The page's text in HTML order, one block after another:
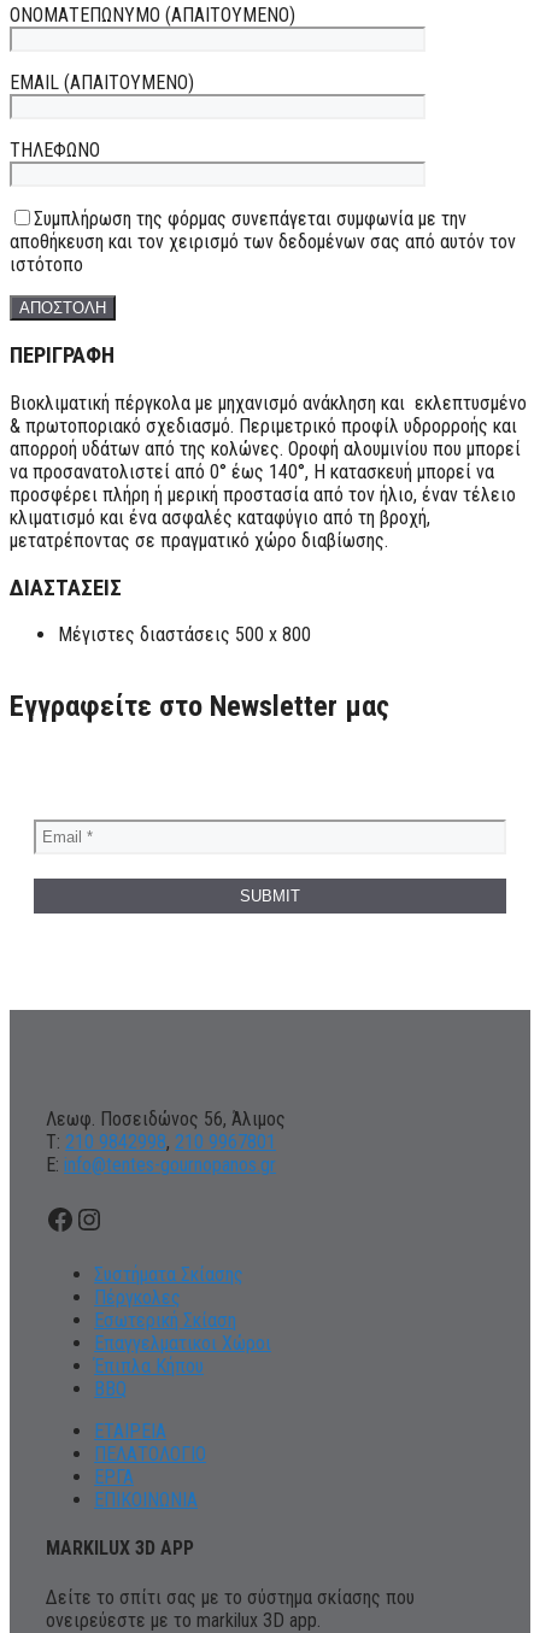
ΟΝΟΜΑΤΕΠΩΝΥΜΟ (ΑΠΑΙΤΟΥΜΕΝΟ)
EMAIL (ΑΠΑΙΤΟΥΜΕΝΟ)
ΤΗΛΕΦΩΝΟ
Συμπλήρωση της φόρμας συνεπάγεται συμφωνία με την
αποθήκευση και τον χειρισμό των δεδομένων σας από αυτόν τον
ιστότοπο
ΠΕΡΙΓΡΑΦΗ
Βιοκλιματική πέργκολα με μηχανισμό ανάκληση και εκλεπτυσμένο
& πρωτοποριακό σχεδιασμό. Περιμετρικό προφίλ υδρορροής και
απορροή υδάτων από της κολώνες. Οροφή αλουμινίου που μπορεί
να προσανατολιστεί από 0° έως 140°, Η κατασκευή μπορεί να
προσφέρει πλήρη ή μερική προστασία από τον ήλιο, έναν τέλειο
κλιματισμό και ένα ασφαλές καταφύγιο από τη βροχή,
μετατρέποντας σε πραγματικό χώρο διαβίωσης.
ΔΙΑΣΤΑΣΕΙΣ
Μέγιστες διαστάσεις 500 x 800
Εγγραφείτε στο Newsletter μας
Λεωφ. Ποσειδώνος 56, Άλιμος
Τ: 210 9842998, 210 9967801
Ε: info@tentes-gournopanos.gr
Facebook
Instagram
Συστήματα Σκίασης
Πέργκολες
Εσωτερική Σκίαση
Επαγγελματικοι Χώροι
Έπιπλα Κήπου
BBQ
ΕΤΑΙΡΕΙΑ
ΠΕΛΑΤΟΛΟΓΙΟ
ΕΡΓΑ
ΕΠΙΚΟΙΝΩΝΙΑ
MARKILUX 3D APP
Δείτε το σπίτι σας με το σύστημα σκίασης που
ονειρεύεστε με το markilux 3D app.